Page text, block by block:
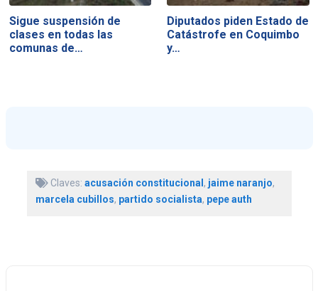
Sigue suspensión de
clases en todas las
comunas de…
Diputados piden Estado de
Catástrofe en Coquimbo
y…
Claves: acusación constitucional, jaime naranjo,
marcela cubillos, partido socialista, pepe auth